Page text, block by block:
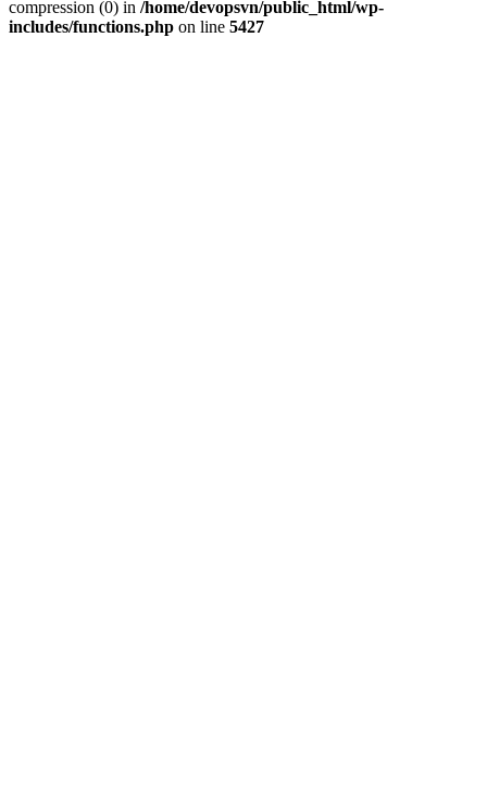
compression (0) in /home/devopsvn/public_html/wp-
includes/functions.php on line 5427